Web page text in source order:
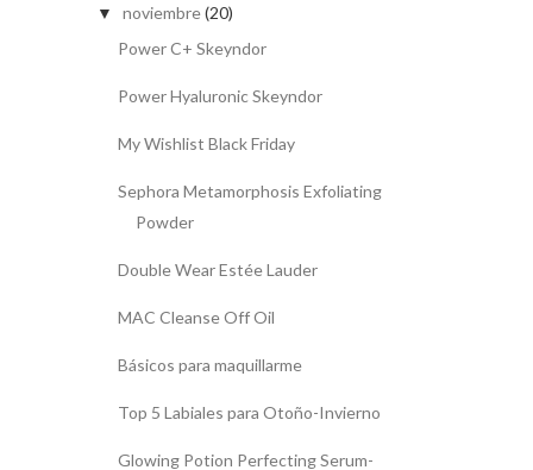
▼ noviembre(20)
Power C+ Skeyndor
Power Hyaluronic Skeyndor
My Wishlist Black Friday
Sephora Metamorphosis Exfoliating
Powder
Double Wear Estée Lauder
MAC Cleanse Off Oil
Básicos para maquillarme
Top 5 Labiales para Otoño-Invierno
Glowing Potion Perfecting Serum-